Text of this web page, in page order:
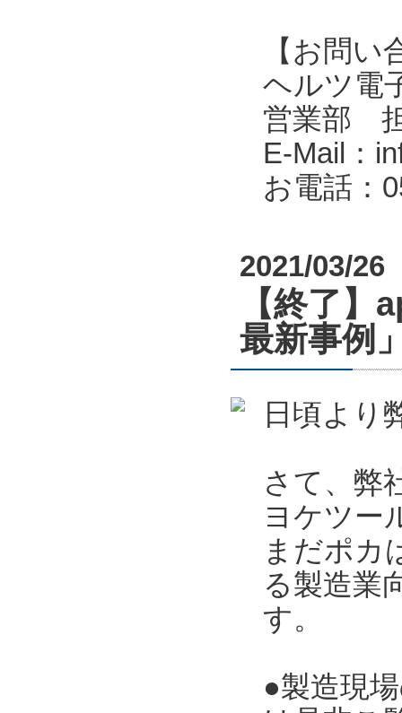
【お問い
ヘルツ電
営業部
E-Mail：
お電話：
2021/03/26
【終了
最新事例
日頃より
さて、弊
ヨケツー
まだポカ
る製造業
す。
●製造現